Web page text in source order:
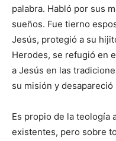
palabra. Habló por sus
sueños. Fue tierno
Jesús, protegió a su
Herodes, se refugió en
a Jesús en las
su misión y
Es propio de la teología
existentes, pero sobre